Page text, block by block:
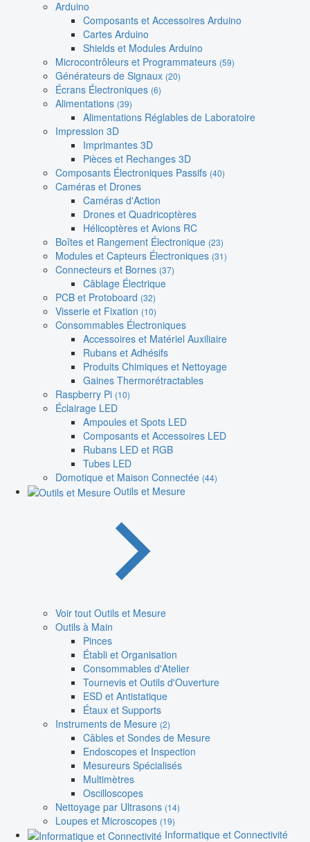
Arduino
Composants et Accessoires Arduino
Cartes Arduino
Shields et Modules Arduino
Microcontrôleurs et Programmateurs (59)
Générateurs de Signaux (20)
Écrans Électroniques (6)
Alimentations (39)
Alimentations Réglables de Laboratoire
Impression 3D
Imprimantes 3D
Pièces et Rechanges 3D
Composants Électroniques Passifs (40)
Caméras et Drones
Caméras d'Action
Drones et Quadricoptères
Hélicoptères et Avions RC
Boîtes et Rangement Électronique (23)
Modules et Capteurs Électroniques (31)
Connecteurs et Bornes (37)
Câblage Électrique
PCB et Protoboard (32)
Visserie et Fixation (10)
Consommables Électroniques
Accessoires et Matériel Auxiliaire
Rubans et Adhésifs
Produits Chimiques et Nettoyage
Gaines Thermorétractables
Raspberry Pi (10)
Éclairage LED
Ampoules et Spots LED
Composants et Accessoires LED
Rubans LED et RGB
Tubes LED
Domotique et Maison Connectée (44)
Outils et Mesure
Voir tout Outils et Mesure
Outils à Main
Pinces
Établi et Organisation
Consommables d'Atelier
Tournevis et Outils d'Ouverture
ESD et Antistatique
Étaux et Supports
Instruments de Mesure (2)
Câbles et Sondes de Mesure
Endoscopes et Inspection
Mesureurs Spécialisés
Multimètres
Oscilloscopes
Nettoyage par Ultrasons (14)
Loupes et Microscopes (19)
Informatique et Connectivité